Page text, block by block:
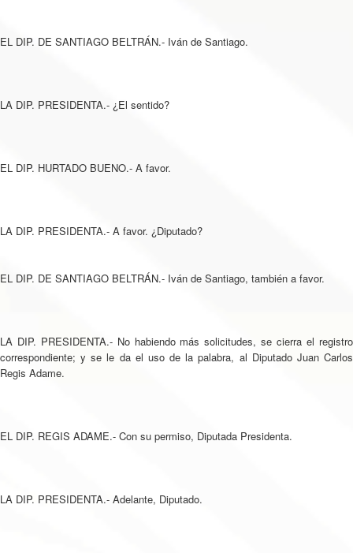
EL DIP. DE SANTIAGO BELTRÁN.- Iván de Santiago.
LA DIP. PRESIDENTA.- ¿El sentido?
EL DIP. HURTADO BUENO.- A favor.
LA DIP. PRESIDENTA.- A favor. ¿Diputado?
EL DIP. DE SANTIAGO BELTRÁN.- Iván de Santiago, también a favor.
LA DIP. PRESIDENTA.- No habiendo más solicitudes, se cierra el registro
correspondiente; y se le da el uso de la palabra, al Diputado Juan Carlos
Regis Adame.
EL DIP. REGIS ADAME.- Con su permiso, Diputada Presidenta.
LA DIP. PRESIDENTA.- Adelante, Diputado.